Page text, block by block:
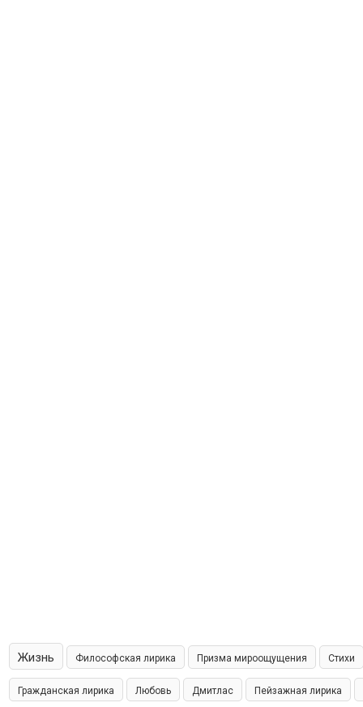
Жизнь Философская лирика Призма мироощущения Стихи
Гражданская лирика Любовь Дмитлас Пейзажная лирика